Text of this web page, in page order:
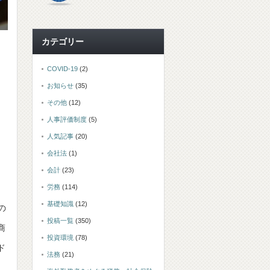
カテゴリー
COVID-19 (2)
お知らせ (35)
その他 (12)
人事評価制度 (5)
人気記事 (20)
会社法 (1)
会計 (23)
労務 (114)
基礎知識 (12)
投稿一覧 (350)
投資環境 (78)
法務 (21)